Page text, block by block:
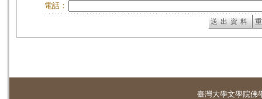
電話：
臺灣大學文學院佛